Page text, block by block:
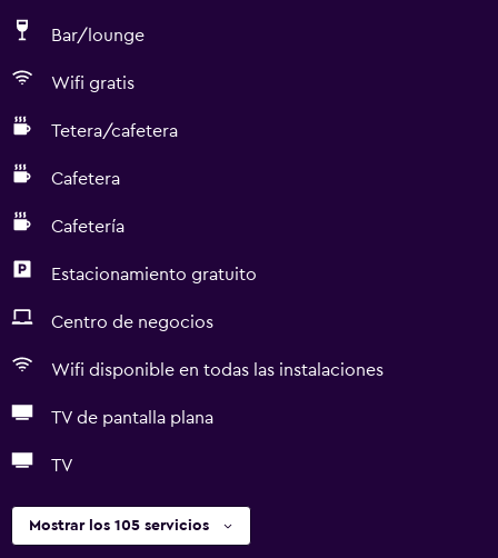
Bar/lounge
Wifi gratis
Tetera/cafetera
Cafetera
Cafetería
Estacionamiento gratuito
Centro de negocios
Wifi disponible en todas las instalaciones
TV de pantalla plana
TV
Mostrar los 105 servicios